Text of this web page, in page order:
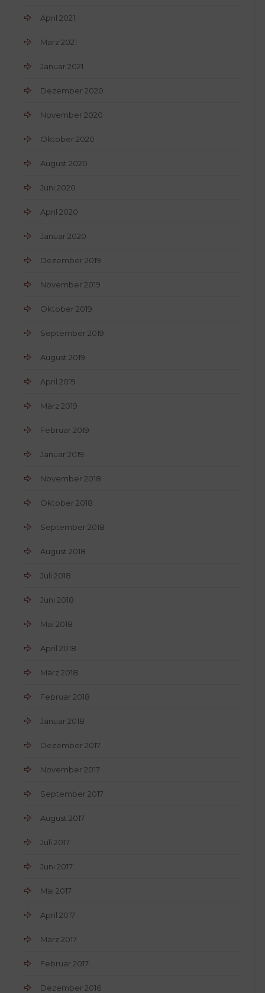
April 2021
März 2021
Januar 2021
Dezember 2020
November 2020
Oktober 2020
August 2020
Juni 2020
April 2020
Januar 2020
Dezember 2019
November 2019
Oktober 2019
September 2019
August 2019
April 2019
März 2019
Februar 2019
Januar 2019
November 2018
Oktober 2018
September 2018
August 2018
Juli 2018
Juni 2018
Mai 2018
April 2018
März 2018
Februar 2018
Januar 2018
Dezember 2017
November 2017
September 2017
August 2017
Juli 2017
Juni 2017
Mai 2017
April 2017
März 2017
Februar 2017
Dezember 2016